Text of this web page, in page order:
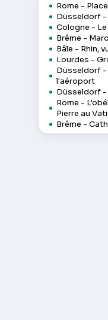
Rome -
Düsseldorf -
Cologne -
Brême -
Bâle - Rhin,
Lourdes -
Düsseldorf -
l'aéroport
Düsseldorf
Rome -
Pierre au
Brême -